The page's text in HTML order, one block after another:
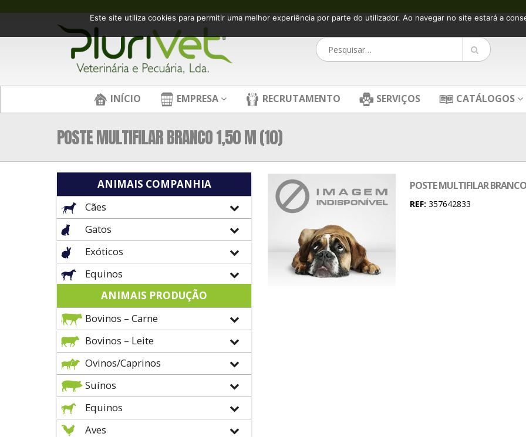
INÍCIO EMPRESA RECRUTAMENTO SERVIÇOS CATÁLOGOS
POSTE MULTIFILAR BRANCO 1,50 M (10)
POSTE MULTIFILAR
REF: 357642833
ANIMAIS COMPANHIA
Cães
Gatos
Exóticos
Equinos
ANIMAIS PRODUÇÃO
Bovinos – Carne
Bovinos – Leite
Ovinos/Caprinos
Suínos
Equinos
Aves
Este site utiliza cookies para permitir uma melhor experiência por parte do utilizador. Ao navegar no site estará a